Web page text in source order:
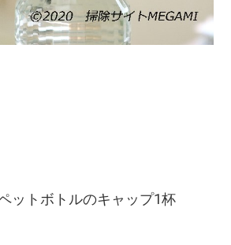
ットボトルのキャップ1杯